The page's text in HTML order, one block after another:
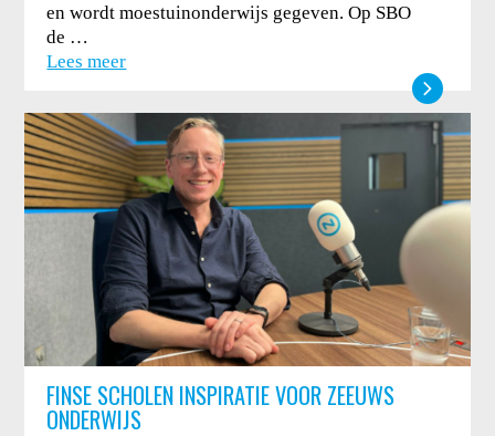
en wordt moestuinonderwijs gegeven. Op SBO
de …
Lees meer
FINSE SCHOLEN INSPIRATIE VOOR ZEEUWS
ONDERWIJS